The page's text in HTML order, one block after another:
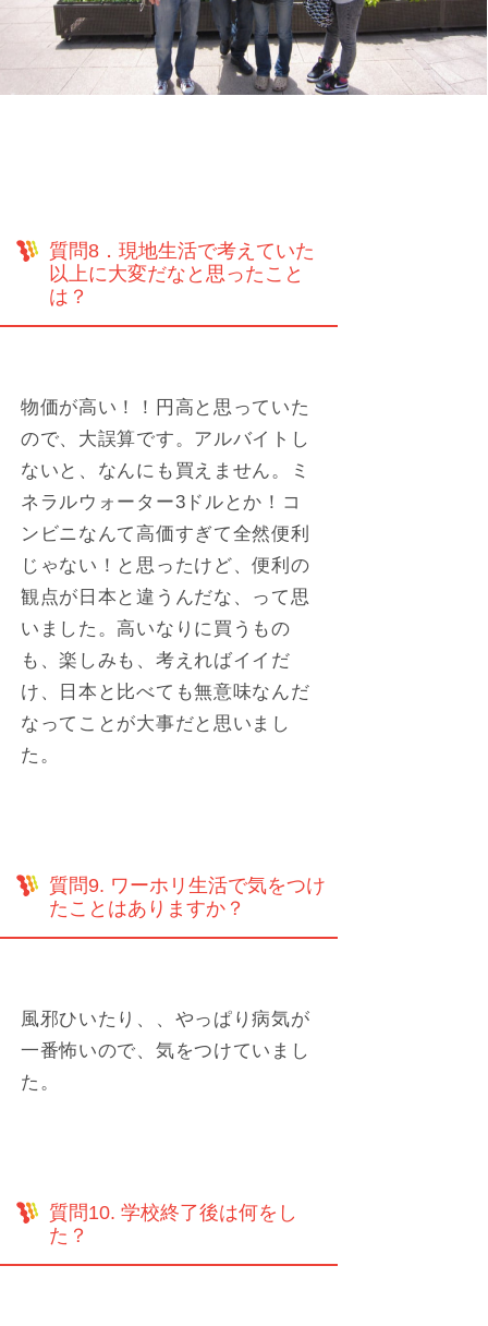
質問8．現地生活で考えていた
以上に大変だなと思ったこと
は？
物価が高い！！円高と思っていた
ので、大誤算です。アルバイトし
ないと、なんにも買えません。ミ
ネラルウォーター3ドルとか！コ
ンビニなんて高価すぎて全然便利
じゃない！と思ったけど、便利の
観点が日本と違うんだな、って思
いました。高いなりに買うもの
も、楽しみも、考えればイイだ
け、日本と比べても無意味なんだ
なってことが大事だと思いまし
た。
質問9. ワーホリ生活で気をつけ
たことはありますか？
風邪ひいたり、、やっぱり病気が
一番怖いので、気をつけていまし
た。
質問10. 学校終了後は何をし
た？